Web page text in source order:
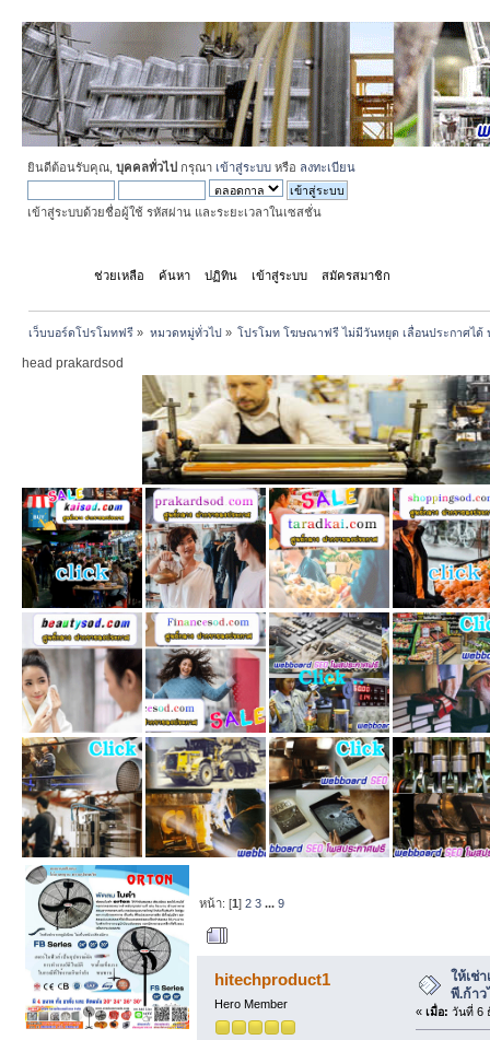
ยินดีต้อนรับคุณ, บุคคลทั่วไป กรุณา เข้าสู่ระบบ หรือ ลงทะเบียน
เข้าสู่ระบบด้วยชื่อผู้ใช้ รหัสผ่าน และระยะเวลาในเซสชั่น
ช่วยเหลือ ค้นหา ปฏิทิน เข้าสู่ระบบ สมัครสมาชิก
เว็บบอร์ดโปรโมทฟรี » หมวดหมู่ทั่วไป» โปรโมท โฆษณาฟรี ไม่มีวันหยุด เลื่อนประกาศได้
head prakardsod
หน้า: [1]2 3 ...9
ครั้ง)
hitechproduct1
Hero Member
ให้เช่
พี.ก้าว
« เมื่อ: วันที่ 6